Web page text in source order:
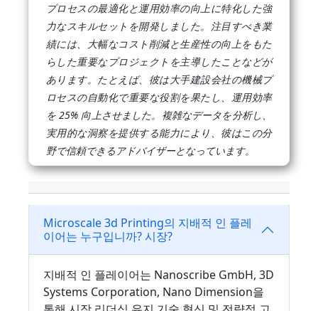
プロセスの最適化と運用効率の向上に特化した強
力なスキルセットを開発しました。注目すべき業
績には、大幅なコスト削減と生産性の向上をもた
らした重要なプロジェクトを主導したことなどが
あります。たとえば、彼は大手建設会社の機械プ
ロセスの自動化で重要な役割を果たし、運用効率
を 25% 向上させました。複雑なデータを分析し、
実用的な洞察を提供する能力により、彼はこの分
野で信頼できるアドバイザーとなっています。
Microscale 3d Printing의 지배적 인 플레
이어는 누구입니까? 시장?
지배적 인 플레이어는 Nanoscribe GmbH, 3D
Systems Corporation, Nano Dimension을